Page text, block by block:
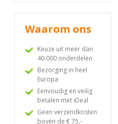
Waarom ons
Keuze uit meer dan
40.000 onderdelen
Bezorging in heel
Europa
Eenvoudig en veilig
betalen met iDeal
Geen verzendkosten
boven de € 75,-